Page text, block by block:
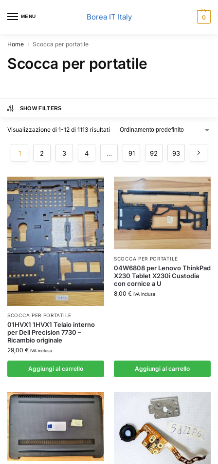
MENU Borea IT Italy 0
Home / Scocca per portatile
Scocca per portatile
SHOW FILTERS
Visualizzazione di 1-12 di 1113 risultati
1 2 3 4 … 91 92 93
SCOCCA PER PORTATILE
01HVX1 1HVX1 Telaio interno
per Dell Precision 7730 –
Ricambio originale
29,00 € IVA inclusa
Aggiungi al carrello
SCOCCA PER PORTATILE
04W6808 per Lenovo ThinkPad
X230 Tablet X230i Custodia
con cornice a U
8,00 € IVA inclusa
Aggiungi al carrello